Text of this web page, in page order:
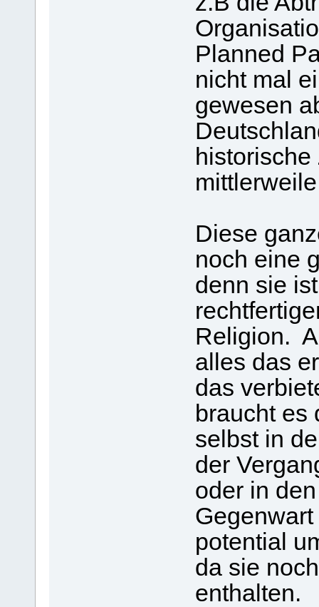
Planned
nicht mal
gewesen
Diese
noch eine
denn sie
Religion.
alles das
das
braucht es
selbst in
der
oder in
potential
da sie
enthalten.